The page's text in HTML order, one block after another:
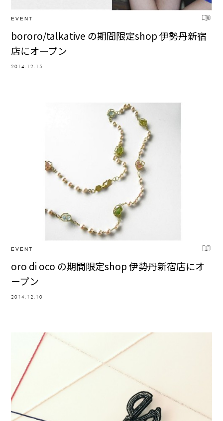
EVENT
bororo/talkative の期間限定shop 伊勢丹新宿
店にオープン
2014.12.15
EVENT
oro di oco の期間限定shop 伊勢丹新宿店にオ
ープン
2014.12.10